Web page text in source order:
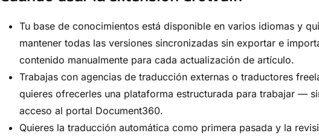
Tu base de conocimientos está disponible en varios idiomas y
mantener todas las versiones sincronizadas sin exportar e
contenido manualmente para cada actualización de artículo.
Trabajas con agencias de traducción externas o traductores
quieres ofrecerles una plataforma estructurada para trabajar —
acceso al portal Document360.
Quieres la traducción automática como primera pasada y la